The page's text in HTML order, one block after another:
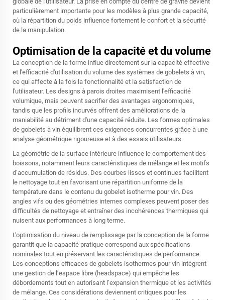
particulièrement importante pour les modèles à plus grande capacité,
où la répartition du poids influence fortement le confort et la sécurité
de la manipulation.
Optimisation de la capacité et du volume
La conception de la forme influe directement sur la capacité effective
et l'efficacité d'utilisation du volume des systèmes de gobelets à vin,
ce qui affecte à la fois la fonctionnalité et la satisfaction de
l'utilisateur. Les designs à parois droites maximisent l'efficacité
volumique, mais peuvent sacrifier des avantages ergonomiques,
tandis que les profils incurvés offrent des améliorations de la
maniabilité au détriment d'une capacité réduite. Les formes optimales
de gobelets à vin équilibrent ces exigences concurrentes grâce à une
analyse géométrique rigoureuse et à des essais utilisateurs.
La géométrie de la surface intérieure influence le comportement des
boissons, notamment leurs caractéristiques de mélange et les motifs
d’accumulation de résidus. Des courbes lisses et continues facilitent
le nettoyage tout en favorisant une répartition uniforme de la
température dans le contenu du gobelet isotherme pour vin. Des
angles vifs ou des géométries internes complexes peuvent poser des
difficultés de nettoyage et entraîner des incohérences thermiques qui
nuisent aux performances à long terme.
L’optimisation du niveau de remplissage par la conception de la forme
garantit que la capacité pratique correspond aux spécifications
nominales tout en préservant les caractéristiques de performance.
Les conceptions efficaces de gobelets isothermes pour vin intègrent
une gestion de l’espace libre (headspace) qui empêche les
débordements tout en autorisant l’expansion thermique et les activités
de mélange. Ces considérations deviennent critiques pour les